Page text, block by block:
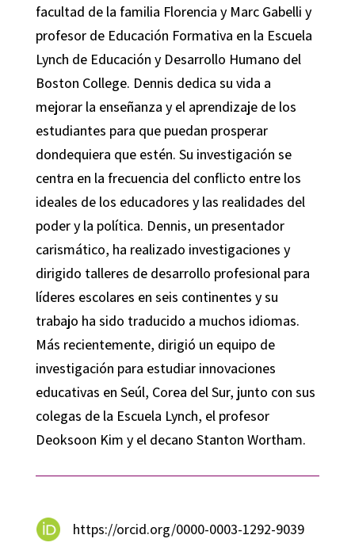
facultad de la familia Florencia y Marc Gabelli y
profesor de Educación Formativa en la Escuela
Lynch de Educación y Desarrollo Humano del
Boston College. Dennis dedica su vida a
mejorar la enseñanza y el aprendizaje de los
estudiantes para que puedan prosperar
dondequiera que estén. Su investigación se
centra en la frecuencia del conflicto entre los
ideales de los educadores y las realidades del
poder y la política. Dennis, un presentador
carismático, ha realizado investigaciones y
dirigido talleres de desarrollo profesional para
líderes escolares en seis continentes y su
trabajo ha sido traducido a muchos idiomas.
Más recientemente, dirigió un equipo de
investigación para estudiar innovaciones
educativas en Seúl, Corea del Sur, junto con sus
colegas de la Escuela Lynch, el profesor
Deoksoon Kim y el decano Stanton Wortham.
https://orcid.org/0000-0003-1292-9039